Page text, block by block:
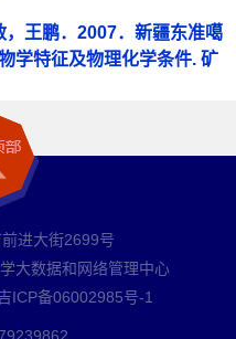
，王鹏．2007．新疆东准噶
学特征及物理化学条件. 矿
进大街2699号
大数据和网络管理中心
ICP备06002985号-1